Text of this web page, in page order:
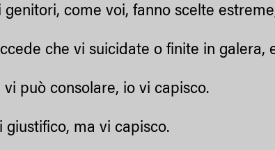
genitori, come voi, fanno scelte
che vi suicidate o finite in galera,
vi può consolare, io vi capisco.
giustifico, ma vi capisco.